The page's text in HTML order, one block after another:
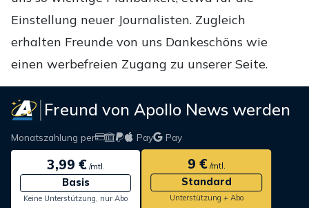
Einstellung neuer Journalisten. Zugleich
erhalten Freunde von uns Dankeschöns wie
einen werbefreien Zugang zu unserer Seite.
Freund von Apollo News werden
Monatszahlung per Pay Pay
3,99 €/mtl.
Basis
Keine Unterstützung, nur Abo
9 €/mtl.
Standard
Unterstützung + Abo